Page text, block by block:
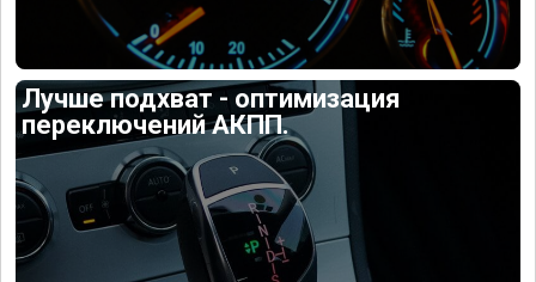
Лучше подхват - оптимизация
переключений АКПП.